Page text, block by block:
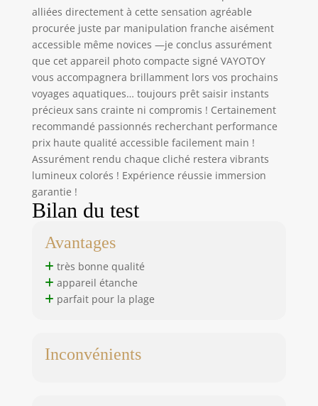
flotter dans l'eau,
ce qui le rend
particulièrement
adapté pour les
fêtes à la piscine
ou les jeux sur la
plage. Vous
n'aurez plus à vous
soucier de perdre
votre appareil
photo lorsqu'il
tombe dans l'eau.
alliées directement à cette sensation agréable
procurée juste par manipulation franche aisément
accessible même novices —je conclus assurément
que cet appareil photo compacte signé VAYOTOY
vous accompagnera brillamment lors vos prochains
voyages aquatiques… toujours prêt saisir instants
précieux sans crainte ni compromis ! Certainement
recommandé passionnés recherchant performance
prix haute qualité accessible facilement main !
Assurément rendu chaque cliché restera vibrants
lumineux colorés ! Expérience réussie immersion
garantie !
Bilan du test
Avantages
très bonne qualité
appareil étanche
parfait pour la plage
Inconvénients